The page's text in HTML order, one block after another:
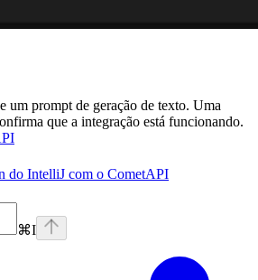
um prompt de geração de texto. Uma
que a integração está funcionando.
do IntelliJ com o CometAPI
⌘I